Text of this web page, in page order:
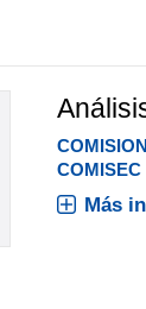
COMISEC
Más